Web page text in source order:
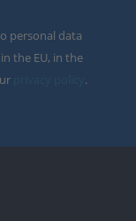
personal data
the EU, in the
.